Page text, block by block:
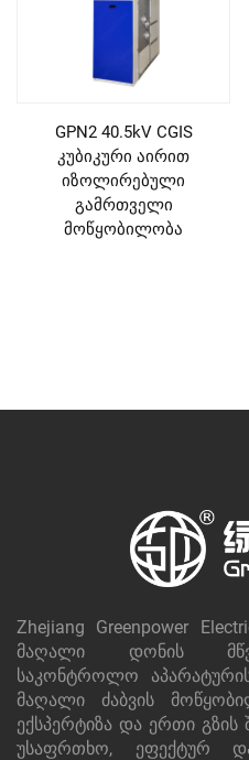
Ჩამოტვირთვა
Დააკონტაქტეთ ჩვენ
GPN2 40.5kV CGIS
კუბიკური აირით
იზოლირებული
გამრთველი
მოწყობილობა
Zhejiang Greenpower
მაღალი დონის
საკონტროლო
მაღალი ძაბვის
ექსპერტიზა და ერთი გზის
უსაფრთხო, ეფექტურ და